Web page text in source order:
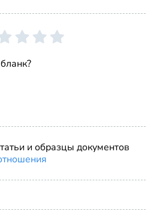
и образцы документов